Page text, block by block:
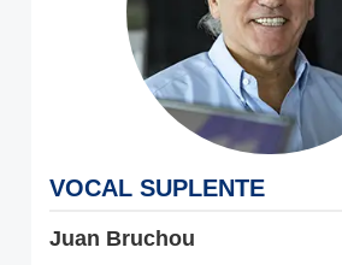
VOCAL SUPLENTE
Juan Bruchou